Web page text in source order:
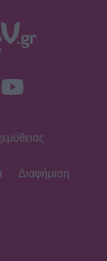
Διαφήμιση